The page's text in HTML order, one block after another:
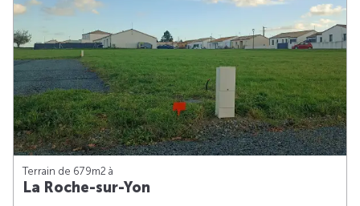
Terrain de 679m2 à
La Roche-sur-Yon